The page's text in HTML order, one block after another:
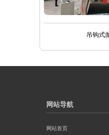
吊钩式
网站导航
网站首页